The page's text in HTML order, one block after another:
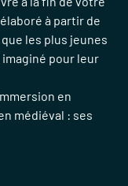
à partir de
les plus jeunes
pour leur
en
médiéval : ses